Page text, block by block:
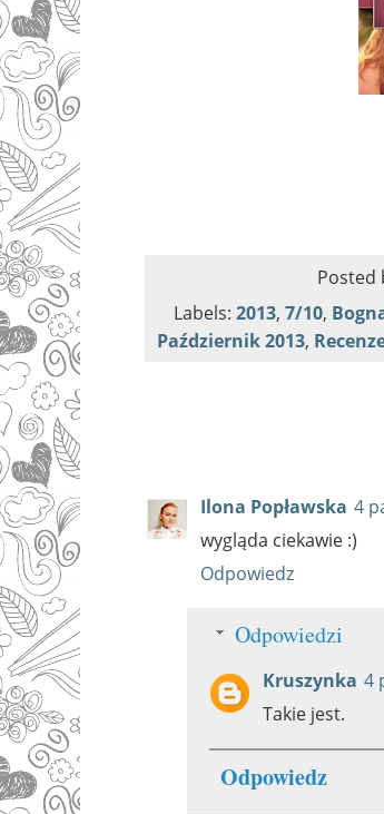
Posted
Labels: 2013, 7/10,
Październik 2013,
Ilona Popławska 4
wygląda ciekawie :)
Odpowiedz
Odpowiedzi
Kruszynka 4
Takie jest.
Odpowiedz